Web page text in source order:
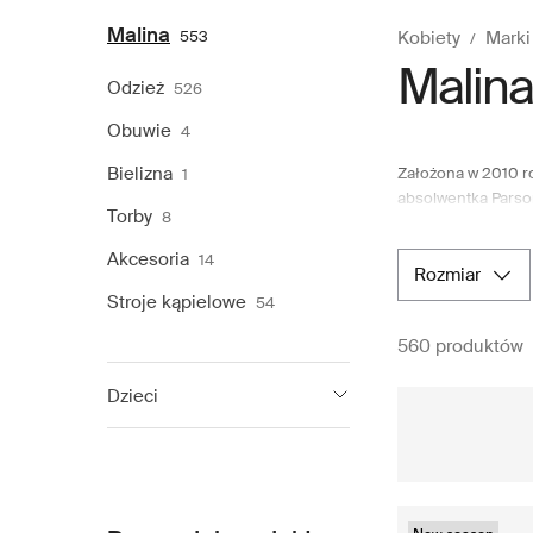
Malina 553
Odzież 526
Obuwie 4
Bielizna 1
Torby 8
Akcesoria 14
Stroje kąpielowe 54
Dzieci
Kobiety
Malina
Założona w 2010
absolwentka
kobiety. By Malina
ślubne.
wykończeniami
który zapewnia
rozmiar
560 produktów